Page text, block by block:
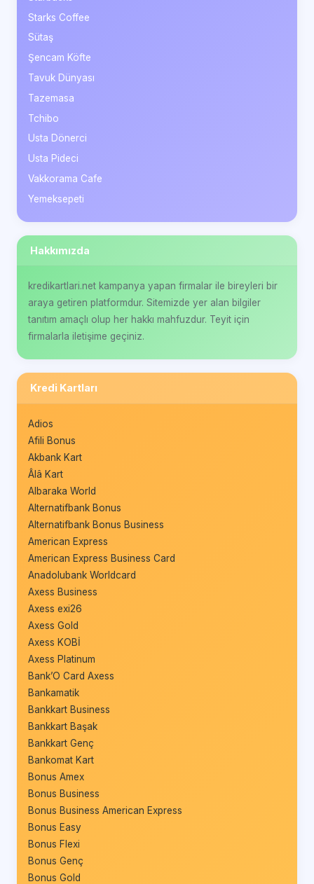
Starks Coffee
Sütaş
Şencam Köfte
Tavuk Dünyası
Tazemasa
Tchibo
Usta Dönerci
Usta Pideci
Vakkorama Cafe
Yemeksepeti
Hakkımızda
kredikartlari.net kampanya yapan firmalar ile bireyleri bir
araya getiren platformdur. Sitemizde yer alan bilgiler
tanıtım amaçlı olup her hakkı mahfuzdur. Teyit için
firmalarla iletişime geçiniz.
Kredi Kartları
Adios
Afili Bonus
Akbank Kart
Âlâ Kart
Albaraka World
Alternatifbank Bonus
Alternatifbank Bonus Business
American Express
American Express Business Card
Anadolubank Worldcard
Axess Business
Axess exi26
Axess Gold
Axess KOBİ
Axess Platinum
Bank’O Card Axess
Bankamatik
Bankkart Business
Bankkart Başak
Bankkart Genç
Bankomat Kart
Bonus Amex
Bonus Business
Bonus Business American Express
Bonus Easy
Bonus Flexi
Bonus Genç
Bonus Gold